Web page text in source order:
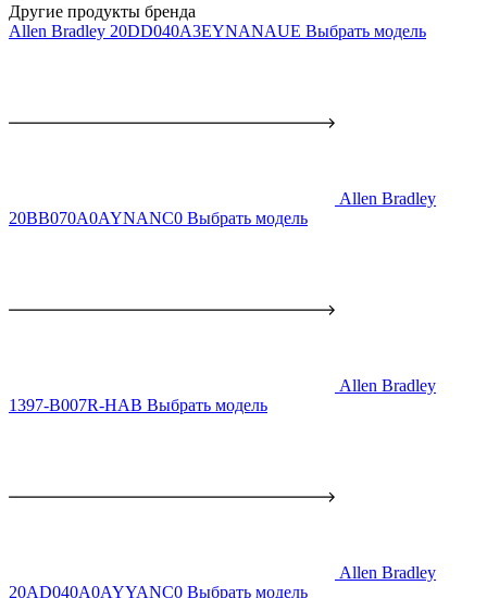
Другие продукты бренда
Allen Bradley 20DD040A3EYNANAUE Выбрать модель
Allen Bradley
20BB070A0AYNANC0 Выбрать модель
Allen Bradley
1397-B007R-HAB Выбрать модель
Allen Bradley
20AD040A0AYYANC0 Выбрать модель